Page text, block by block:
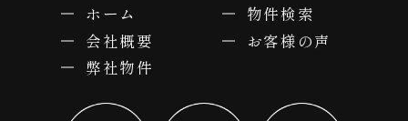
ホーム
物件検索
会社概要
お客様の声
弊社物件